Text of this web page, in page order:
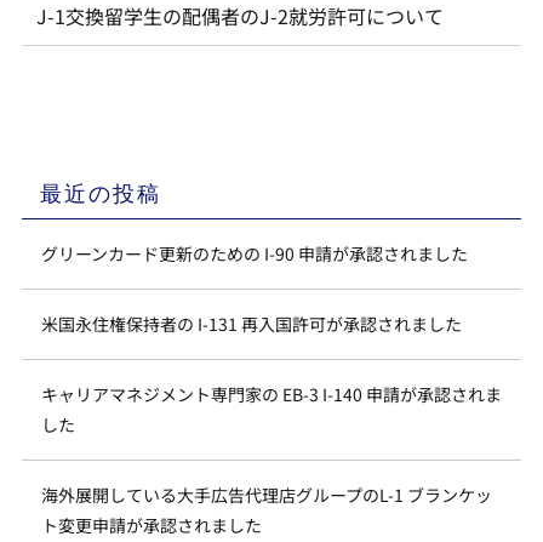
J-1交換留学生の配偶者のJ-2就労許可について
最近の投稿
グリーンカード更新のための I-90 申請が承認されました
米国永住権保持者の I-131 再入国許可が承認されました
キャリアマネジメント専門家の EB-3 I-140 申請が承認されま
した
海外展開している大手広告代理店グループのL-1 ブランケッ
ト変更申請が承認されました